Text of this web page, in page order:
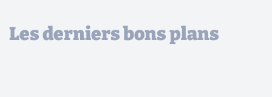
Les derniers bons plans